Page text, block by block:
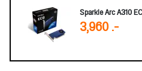
Sparkle Arc A310
3,960 .-